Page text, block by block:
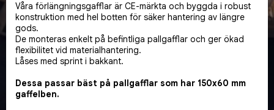
Våra förlängningsgafflar är CE-märkta och byggda i robust
konstruktion med hel botten för säker hantering av längre
gods.
De monteras enkelt på befintliga pallgafflar och ger ökad
flexibilitet vid materialhantering.
Låses med sprint i bakkant.
Dessa passar bäst på pallgafflar som har 150x60 mm
gaffelben.